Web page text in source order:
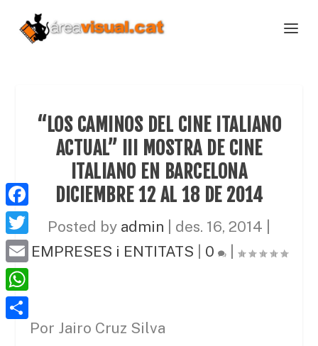
“LOS CAMINOS DEL CINE ITALIANO
ACTUAL” III MOSTRA DE CINE
ITALIANO EN BARCELONA
DICIEMBRE 12 AL 18 DE 2014
Posted by admin des. 16, 2014
EMPRESES i ENTITATS
0 |
Por Jairo Cruz Silva
F
a
c
e
b
T
w
i
t
E
m
a
W
h